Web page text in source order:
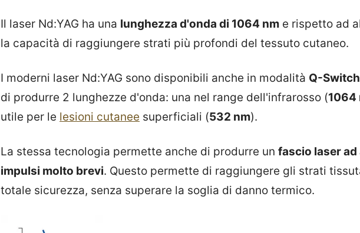
Il laser Nd:YAG ha una lunghezza d'onda di 1064 nm e rispetto ad
la capacità di raggiungere strati più profondi del tessuto cutaneo.
I moderni laser Nd:YAG sono disponibili anche in modalità Q-
di produrre 2 lunghezze d'onda: una nel range dell'infrarosso (1064
utile per le lesioni cutanee superficiali (532 nm).
La stessa tecnologia permette anche di produrre un fascio laser ad
impulsi molto brevi. Questo permette di raggiungere gli strati
totale sicurezza, senza superare la soglia di danno termico.